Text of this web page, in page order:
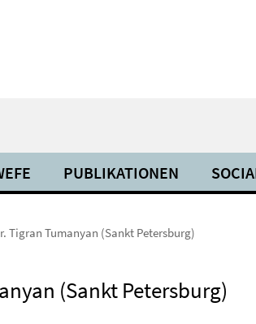
PUBLIKATIONEN
Tigran Tumanyan (Sankt Petersburg)
(Sankt Petersburg)